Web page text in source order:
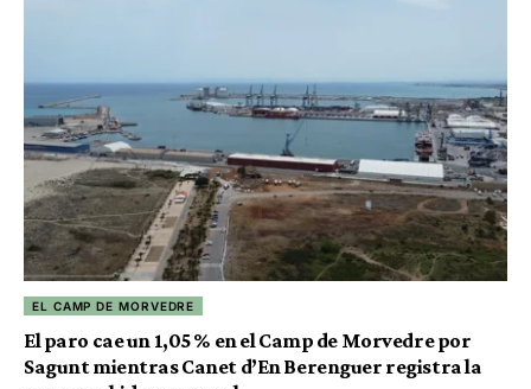
EL CAMP DE MORVEDRE
El paro cae un 1,05 % en el Camp de Morvedre por
Sagunt mientras Canet d’En Berenguer registra la